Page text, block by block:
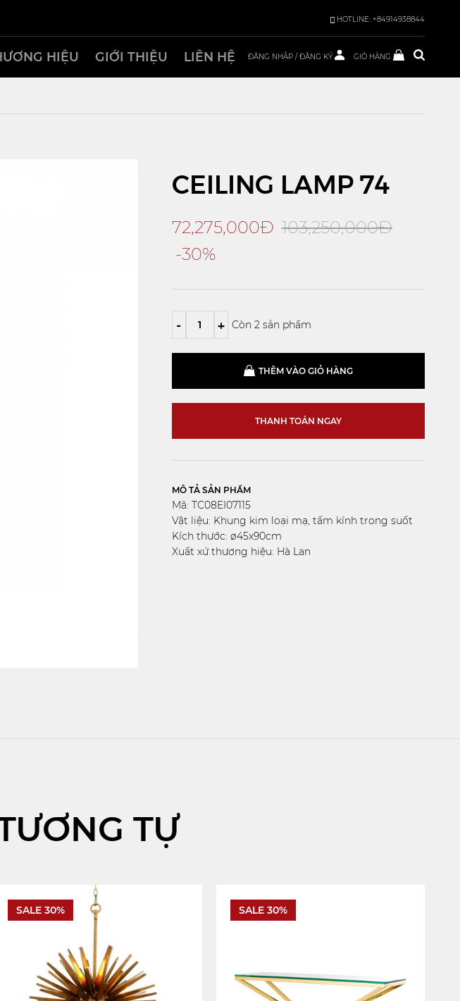
HOTLINE: +84914938844
HIỆU GIỚI THIỆU LIÊN HỆ ĐĂNG NHẬP /ĐĂNG KÝ GIỎ HÀNG
CEILING LAMP 74
72,275,000Đ 103,250,000Đ
-30%
- + Còn 2 sản phẩm
THÊM VÀO GIỎ HÀNG
THANH TOÁN NGAY
MÔ TẢ SẢN PHẨM
Mã: TC08EI07115
Vật liệu: Khung kim loại mạ, tấm kính trong suốt
Kích thước: ø45x90cm
Xuất xứ thương hiệu: Hà Lan
TỰ
SALE 30% SALE 30%